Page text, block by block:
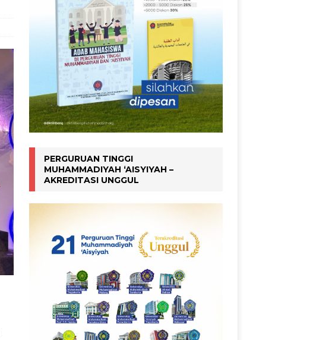
PERGURUAN TINGGI
MUHAMMADIYAH ‘AISYIYAH –
AKREDITASI UNGGUL